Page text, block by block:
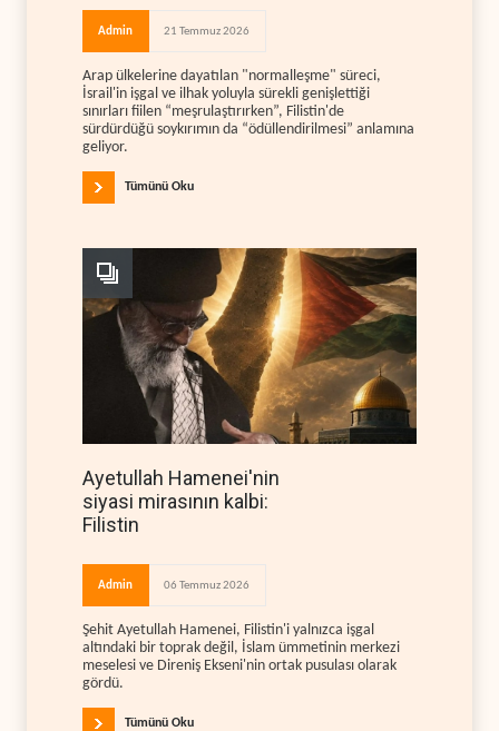
Admin 21 Temmuz 2026
Arap ülkelerine dayatılan "normalleşme" süreci,
İsrail'in işgal ve ilhak yoluyla sürekli genişlettiği
sınırları fiilen “meşrulaştırırken”, Filistin'de
sürdürdüğü soykırımın da “ödüllendirilmesi” anlamına
geliyor.
Tümünü Oku
Ayetullah Hamenei'nin
siyasi mirasının kalbi:
Filistin
Admin 06 Temmuz 2026
Şehit Ayetullah Hamenei, Filistin'i yalnızca işgal
altındaki bir toprak değil, İslam ümmetinin merkezi
meselesi ve Direniş Ekseni'nin ortak pusulası olarak
gördü.
Tümünü Oku